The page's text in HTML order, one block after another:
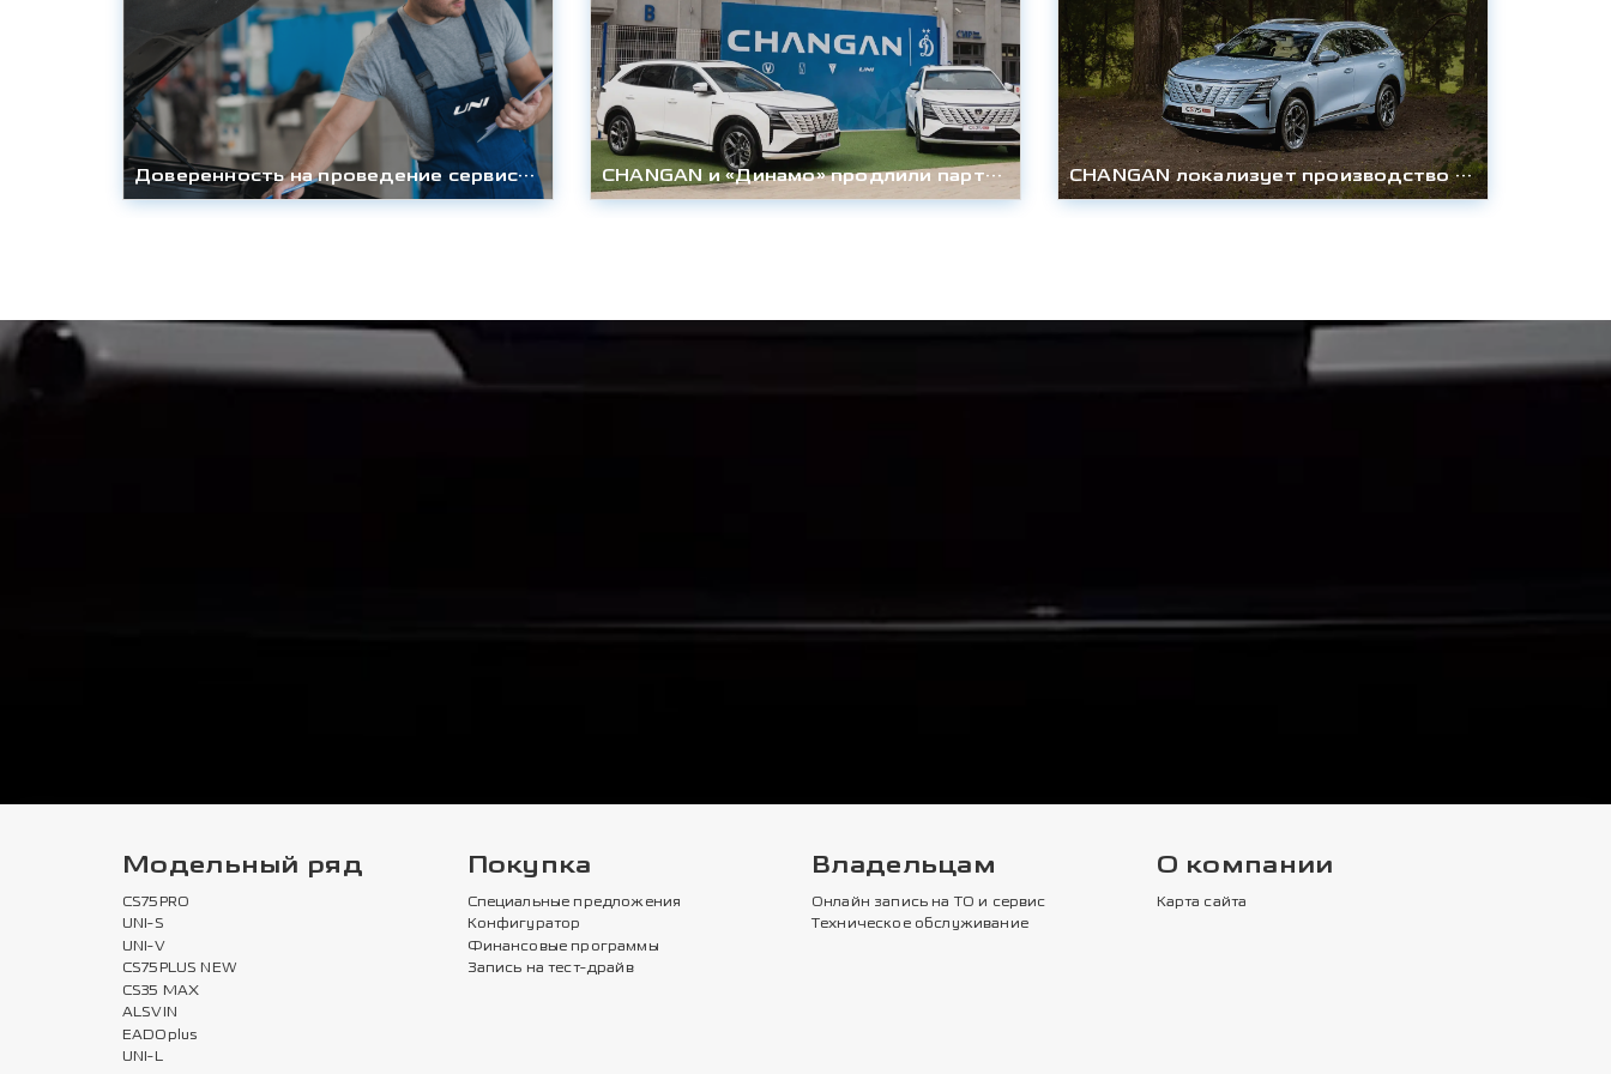
Доверенность на проведение сервисных работ CHANGAN и «Динамо» продлили партнёрство до конца сезона 2027/28гг. CHANGAN локализует производство технологичного кроссовера CS75PLUS AWD в России и снижает цену
Модельный ряд
CS75PRO
UNI-S
UNI-V
CS75PLUS NEW
CS35 MAX
ALSVIN
EADOplus
UNI-L
Покупка
Специальные предложения
Конфигуратор
Финансовые программы
Запись на тест-драйв
Владельцам
Онлайн запись на ТО и сервис
Техническое обслуживание
О компании
Карта сайта